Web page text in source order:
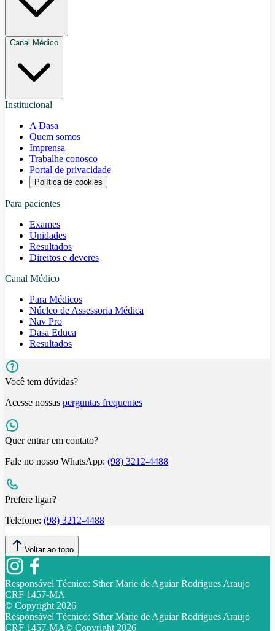
Canal Médico
Institucional
A Dasa
Quem somos
Imprensa
Trabalhe conosco
Portal de privacidade
Política de cookies
Para pacientes
Exames
Unidades
Resultados
Direitos e deveres
Canal Médico
Para Médicos
Núcleo de Assessoria Médica
Nav Pro
Dasa Educa
Resultados
Você tem dúvidas?
Acesse nossas perguntas frequentes
Quer entrar em contato?
Fale no nosso WhatsApp: (98) 3212-4488
Prefere ligar?
Telefone: (98) 3212-4488
Voltar ao topo
Responsável Técnico: Sther Marie de Aguiar Rodrigues Araujo
CRF 1457-MA
© Copyright2026
Responsável Técnico: Sther Marie de Aguiar Rodrigues Araujo
CRF 1457-MA© Copyright2026